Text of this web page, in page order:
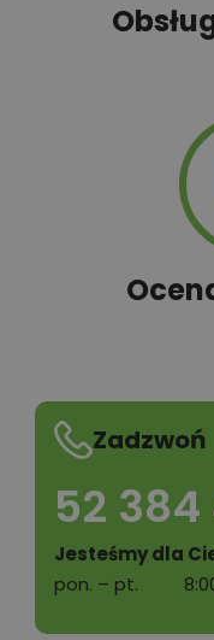
Zadzwoń
52 384
Jesteśmy dla
pon. – pt.